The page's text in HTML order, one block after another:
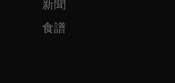
新聞
食譜